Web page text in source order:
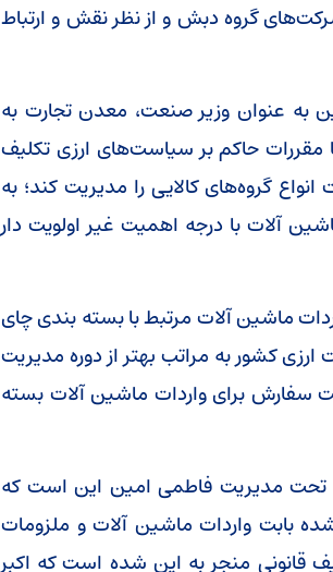
گروه دبش و از نظر نقش و ارتباط
به عنوان وزیر صنعت، معدن تجارت به
مقررات حاکم بر سیاست‌های ارزی تکلیف
گروه‌های کالایی را مدیریت کند؛ به
آلات با درجه اهمیت غیر اولویت دار
ماشین آلات مرتبط با بسته بندی چای
کشور به مراتب بهتر از دوره مدیریت
سفارش برای واردات ماشین آلات بسته
تحت مدیریت فاطمی امین این است که
بابت واردات ماشین آلات و ملزومات
قانونی منجر به این شده است که اکبر